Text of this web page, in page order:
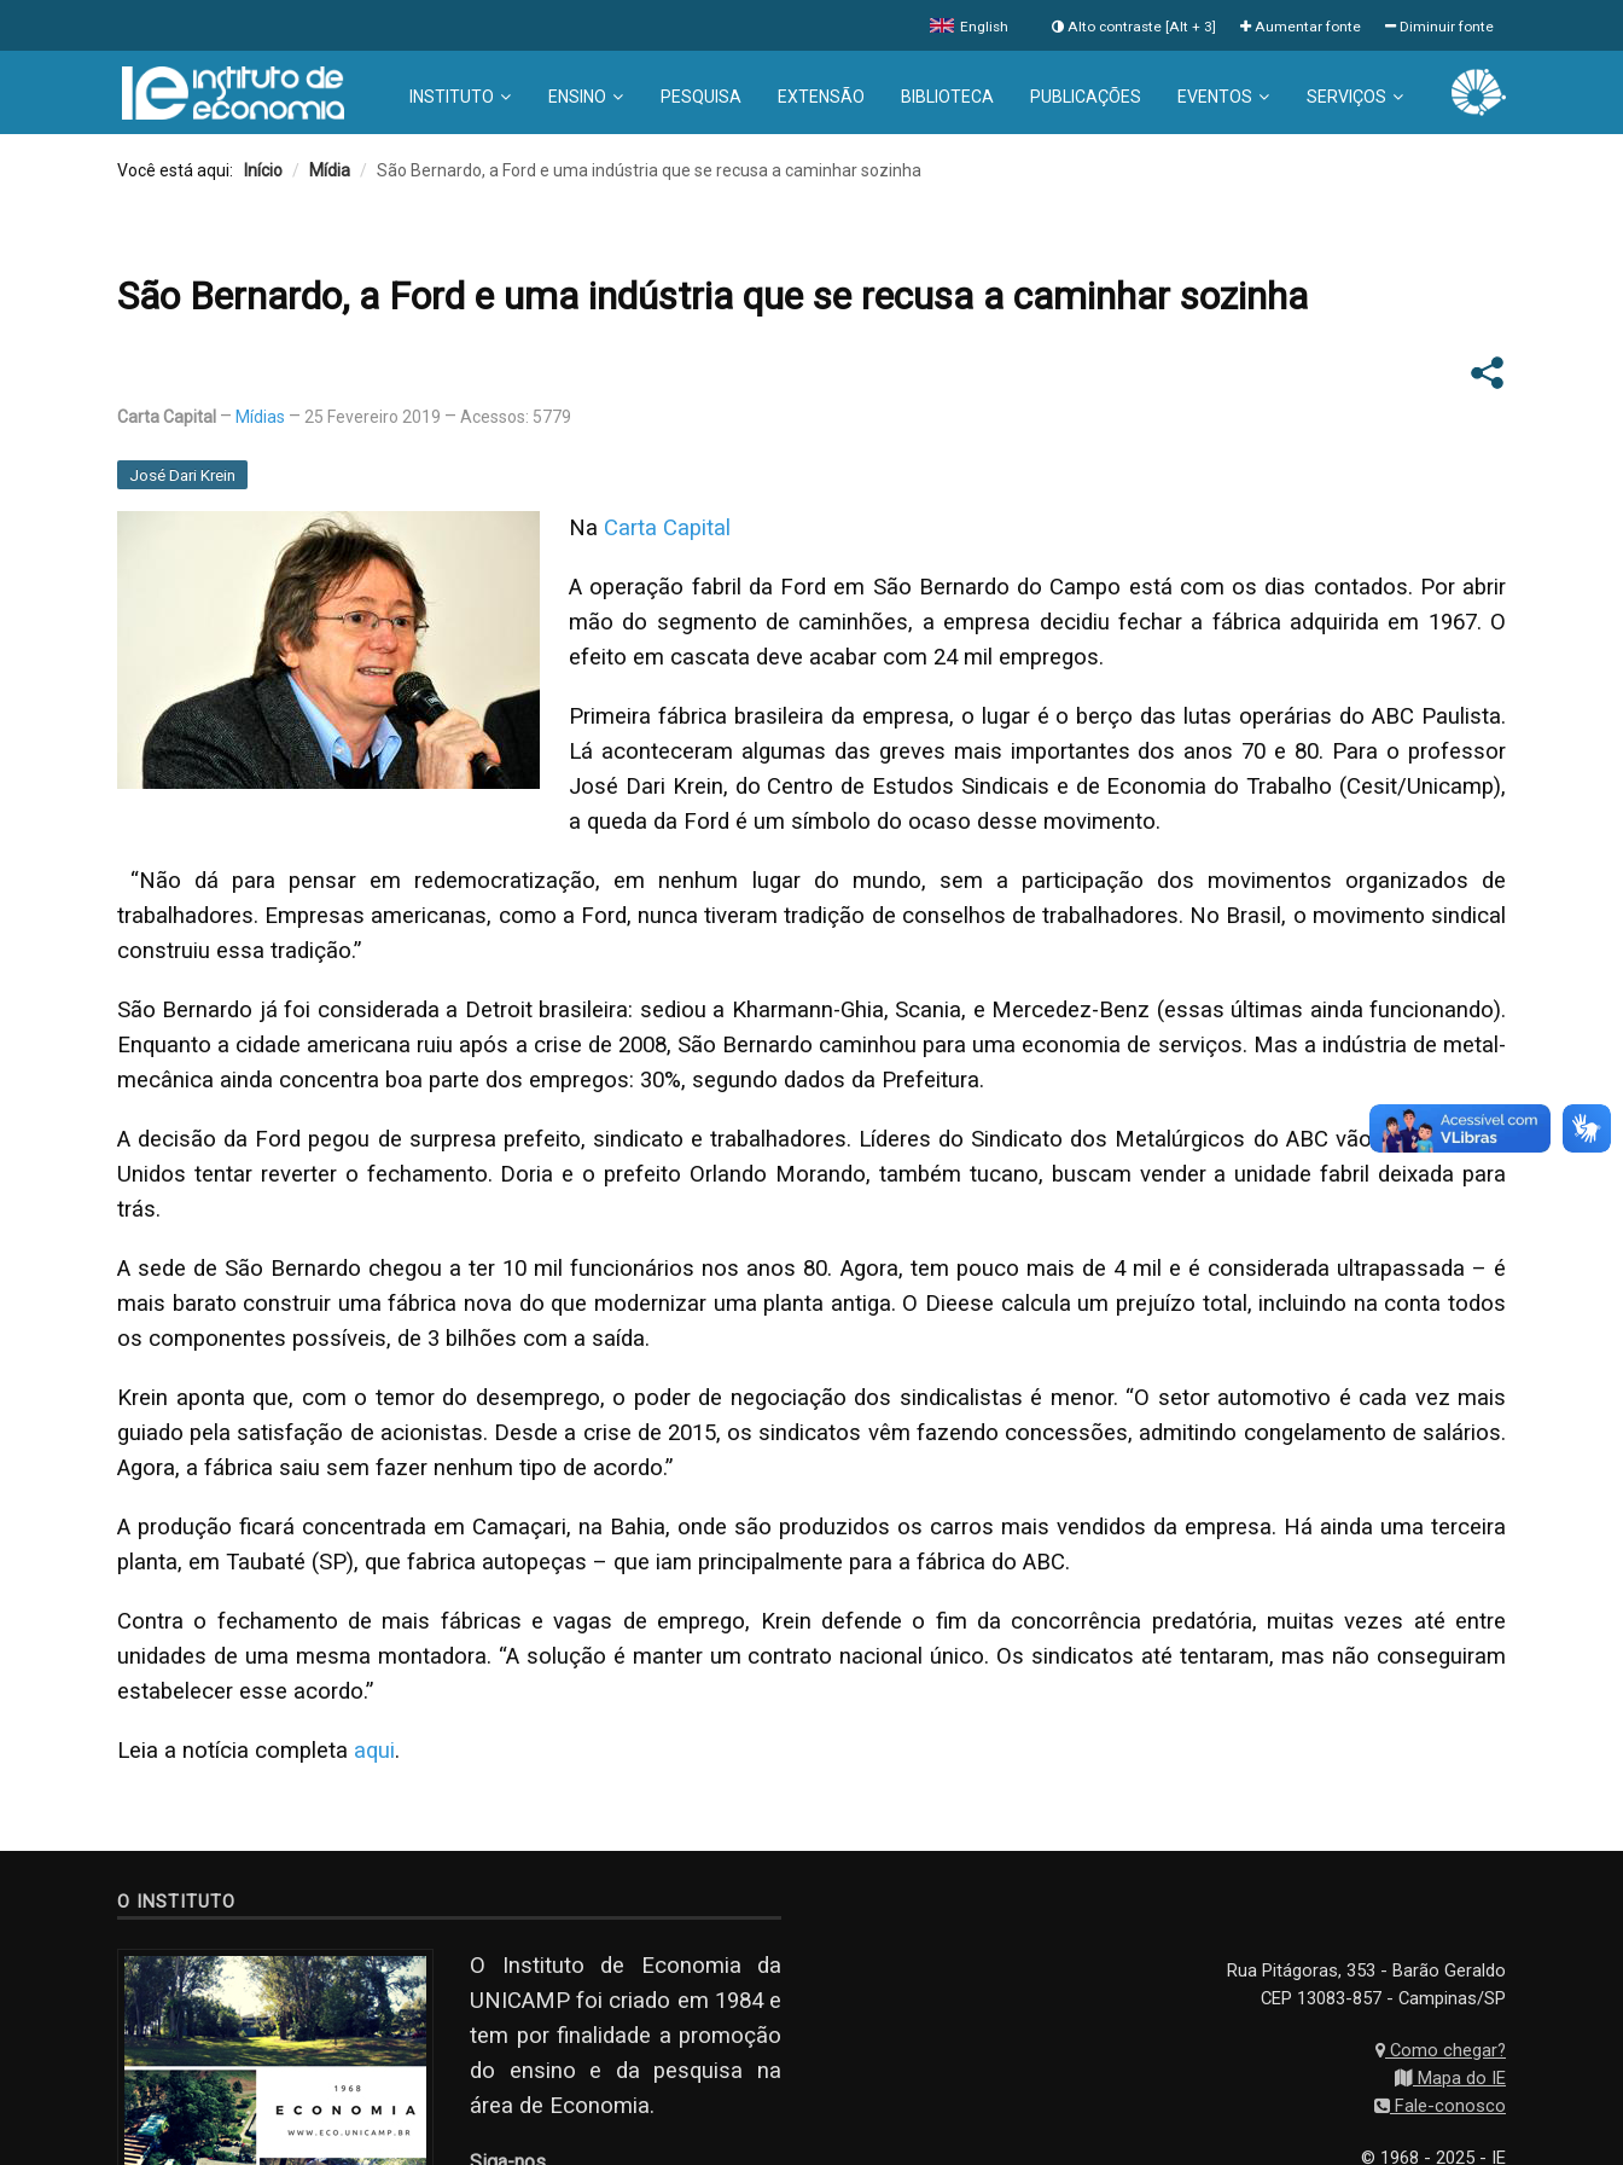
English Diminuir fonte
Aumentar fonte
Alto contraste [Alt + 3]
INSTITUTO ENSINO PESQUISA EXTENSÃO BIBLIOTECA PUBLICAÇÕES EVENTOS SERVIÇOS
Você está aqui: Início / Mídia / São Bernardo, a Ford e uma indústria que se recusa a caminhar sozinha
São Bernardo, a Ford e uma indústria que se recusa a caminhar sozinha
Carta Capital Mídias 25 Fevereiro 2019 Acessos: 5779
José Dari Krein
Na Carta Capital
A operação fabril da Ford em São Bernardo do Campo está com os dias contados. Por abrir
mão do segmento de caminhões, a empresa decidiu fechar a fábrica adquirida em 1967. O
efeito em cascata deve acabar com 24 mil empregos.
Primeira fábrica brasileira da empresa, o lugar é o berço das lutas operárias do ABC Paulista.
Lá aconteceram algumas das greves mais importantes dos anos 70 e 80. Para o professor
José Dari Krein, do Centro de Estudos Sindicais e de Economia do Trabalho (Cesit/Unicamp),
a queda da Ford é um símbolo do ocaso desse movimento.
“Não dá para pensar em redemocratização, em nenhum lugar do mundo, sem a participação dos movimentos organizados de
trabalhadores. Empresas americanas, como a Ford, nunca tiveram tradição de conselhos de trabalhadores. No Brasil, o movimento sindical
construiu essa tradição.”
São Bernardo já foi considerada a Detroit brasileira: sediou a Kharmann-Ghia, Scania, e Mercedez-Benz (essas últimas ainda funcionando).
Enquanto a cidade americana ruiu após a crise de 2008, São Bernardo caminhou para uma economia de serviços. Mas a indústria de metal-
mecânica ainda concentra boa parte dos empregos: 30%, segundo dados da Prefeitura.
A decisão da Ford pegou de surpresa prefeito, sindicato e trabalhadores. Líderes do Sindicato dos Metalúrgicos do ABC vão aos Estados
Unidos tentar reverter o fechamento. Doria e o prefeito Orlando Morando, também tucano, buscam vender a unidade fabril deixada para
trás.
A sede de São Bernardo chegou a ter 10 mil funcionários nos anos 80. Agora, tem pouco mais de 4 mil e é considerada ultrapassada – é
mais barato construir uma fábrica nova do que modernizar uma planta antiga. O Dieese calcula um prejuízo total, incluindo na conta todos
os componentes possíveis, de 3 bilhões com a saída.
Krein aponta que, com o temor do desemprego, o poder de negociação dos sindicalistas é menor. “O setor automotivo é cada vez mais
guiado pela satisfação de acionistas. Desde a crise de 2015, os sindicatos vêm fazendo concessões, admitindo congelamento de salários.
Agora, a fábrica saiu sem fazer nenhum tipo de acordo.”
A produção ficará concentrada em Camaçari, na Bahia, onde são produzidos os carros mais vendidos da empresa. Há ainda uma terceira
planta, em Taubaté (SP), que fabrica autopeças – que iam principalmente para a fábrica do ABC.
Contra o fechamento de mais fábricas e vagas de emprego, Krein defende o fim da concorrência predatória, muitas vezes até entre
unidades de uma mesma montadora. “A solução é manter um contrato nacional único. Os sindicatos até tentaram, mas não conseguiram
estabelecer esse acordo.”
Leia a notícia completa aqui.
O INSTITUTO
O Instituto de Economia da
UNICAMP foi criado em 1984 e
tem por finalidade a promoção
do ensino e da pesquisa na
área de Economia.
Rua Pitágoras, 353 - Barão Geraldo
CEP 13083-857 - Campinas/SP
Como chegar?
Mapa do IE
Fale-conosco
© 1968 - 2025 - IE